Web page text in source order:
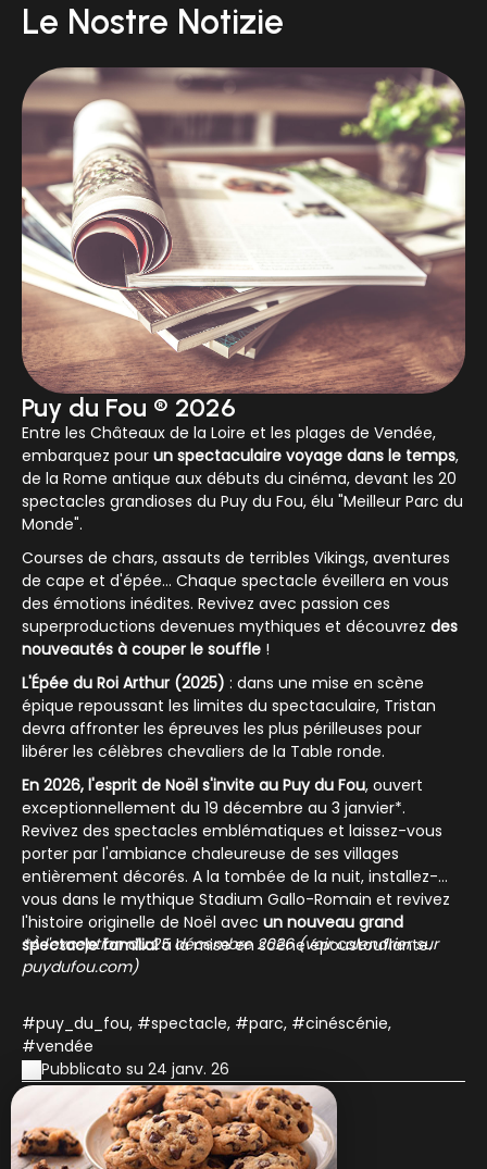
Le Nostre Notizie
Puy du Fou ® 2026
Entre les Châteaux de la Loire et les plages de Vendée,
embarquez pour un spectaculaire voyage dans le temps,
de la Rome antique aux débuts du cinéma, devant les 20
spectacles grandioses du Puy du Fou, élu "Meilleur Parc du
Monde".
Courses de chars, assauts de terribles Vikings, aventures
de cape et d'épée... Chaque spectacle éveillera en vous
des émotions inédites. Revivez avec passion ces
superproductions devenues mythiques et découvrez des
nouveautés à couper le souffle !
L'Épée du Roi Arthur (2025) : dans une mise en scène
épique repoussant les limites du spectaculaire, Tristan
devra affronter les épreuves les plus périlleuses pour
libérer les célèbres chevaliers de la Table ronde.
En 2026, l'esprit de Noël s'invite au Puy du Fou, ouvert
exceptionnellement du 19 décembre au 3 janvier*.
Revivez des spectacles emblématiques et laissez-vous
porter par l'ambiance chaleureuse de ses villages
entièrement décorés. A la tombée de la nuit, installez-
vous dans le mythique Stadium Gallo-Romain et revivez
l'histoire originelle de Noël avec un nouveau grand
spectacle familialà la mise en scène époustouflante.
*À l'exception du 25 décembre 2026 (voir calendrier sur
puydufou.com)
#puy_du_fou, #spectacle, #parc, #cinéscénie,
#vendée
Pubblicato su 24 janv. 26
Scoprirele nostre notizie